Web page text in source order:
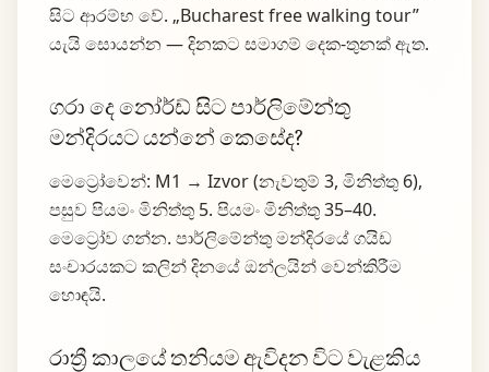
සිට ආරම්භ වේ. „Bucharest free walking tour”
යැයි සොයන්න — දිනකට සමාගම් දෙක-තුනක් ඇත.
ගරා දෙ නෝර්ඩ් සිට පාර්ලිමේන්තු
මන්දිරයට යන්නේ කෙසේද?
මෙට්‍රෝවෙන්: M1 → Izvor (නැවතුම් 3, මිනිත්තු 6),
පසුව පියමං මිනිත්තු 5. පියමං මිනිත්තු 35–40.
මෙට්‍රෝව ගන්න. පාර්ලිමේන්තු මන්දිරයේ ගයිඩ
සංචාරයකට කලින් දිනයේ ඔන්ලයින් වෙන්කිරීම
හොඳයි.
රාත්‍රී කාලයේ තනියම ඇවිදන විට වැළකිය